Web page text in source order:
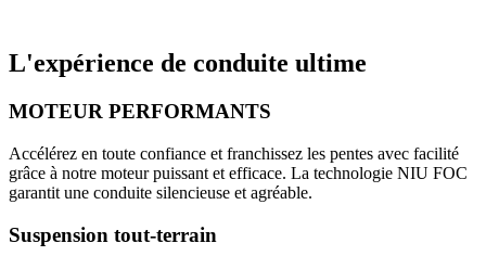
L'expérience de conduite ultime
MOTEUR PERFORMANTS
Accélérez en toute confiance et franchissez les pentes avec facilité
grâce à notre moteur puissant et efficace. La technologie NIU FOC
garantit une conduite silencieuse et agréable.
Suspension tout-terrain